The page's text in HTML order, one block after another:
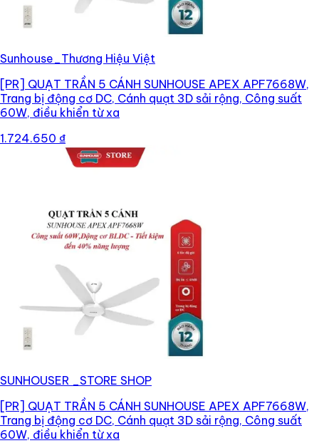
Sunhouse_Thương Hiệu Việt
[PR] QUẠT TRẦN 5 CÁNH SUNHOUSE APEX APF7668W,
Trang bị động cơ DC, Cánh quạt 3D sải rộng, Công suất
60W, điều khiển từ xa
1.724.650 ₫
SUNHOUSER _STORE SHOP
[PR] QUẠT TRẦN 5 CÁNH SUNHOUSE APEX APF7668W,
Trang bị động cơ DC, Cánh quạt 3D sải rộng, Công suất
60W, điều khiển từ xa